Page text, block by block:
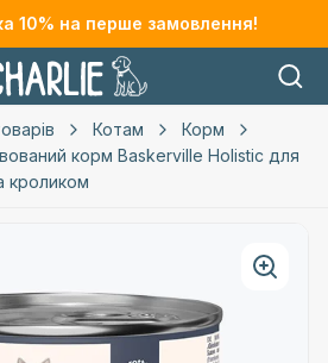
10% на перше замовлення!
Котам
Корм
корм Baskerville Holistic для
кроликом